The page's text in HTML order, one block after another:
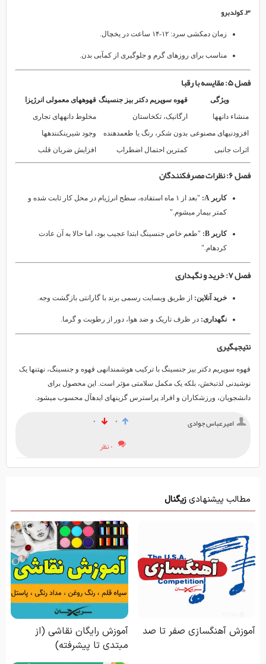
زمان دمکشی سرد: ۱۲-۱۴ ساعت در یخچال.
مناسب برای روزهای گرم و جلوگیری از کمآبی بدن.
فصل ۵: مقایسه با رقبا
ویژگی قهوه سوپریم دکتر بیز جنسینگ قهوههای معمولی انرژیزا
منشاء دانهها
ارگانیک، تکخاستان
مخلوط دانههای تجاری
افزودنیهای مصنوعی بدون شکر، رنگ یا طعمدهنده
وجود شیرینکنندهها
اثرات جانبی
کمترین احتمال اضطراب افزایش ضربان قلب
فصل ۶: نظرات مصرفکنندگان
کاربر A:
"بعد از ۱ ماه استفاده، سطح انرژیام در محل کار ثابت شده و
کمتر بیمار میشوم."
کاربر B:
"طعم خاص جنسینگ ابتدا عجیب بود، اما حالا به آن عادت
کردهام."
فصل ۷: خرید و نگهداری
خرید آنلاین:از طریق وبسایت رسمی برند با گارانتی بازگشت وجه.
نگهداری:در ظرف تاریک و ضد هوا، دور از رطوبت و گرما.
نتیجهگیری
قهوه سوپریم دکتر بیز جنسینگ با ترکیب هوشمندانهی قهوه و جنسینگ، نهتنها یک
نوشیدنی لذتبخش، بلکه یک مکمل سلامتی مؤثر است. این محصول برای
دانشجویان، ورزشکاران و افراد پراسترس گزینهای ایدهآل محسوب میشود.
امیرعباس جوادی